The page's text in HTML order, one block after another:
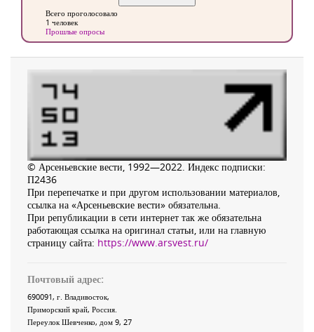
Всего проголосовало
1 человек
Прошлые опросы
© Арсеньевские вести, 1992—2022. Индекс подписки:
П2436
При перепечатке и при другом использовании материалов,
ссылка на «Арсеньевские вести» обязательна.
При републикации в сети интернет так же обязательна
работающая ссылка на оригинал статьи, или на главную
страницу сайта: https://www.arsvest.ru/
Почтовый адрес:
690091, г. Владивосток,
Приморский край, Россия
Переулок Шевченко, дом 9, 27